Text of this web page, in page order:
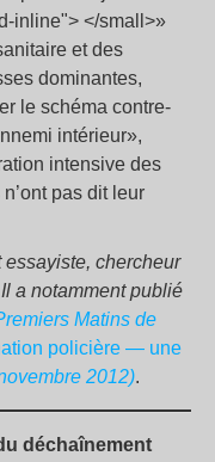
et des
dominantes,
le schéma contre-
intérieur»,
intensive des
pas dit leur
chercheur
a notamment publié
Matins de
policière — une
2012).
déchaînement